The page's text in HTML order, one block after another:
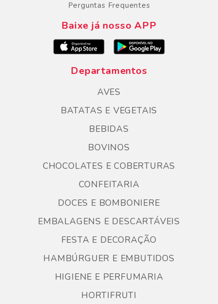
Perguntas Frequentes
Baixe já nosso APP
Departamentos
AVES
BATATAS E VEGETAIS
BEBIDAS
BOVINOS
CHOCOLATES E COBERTURAS
CONFEITARIA
DOCES E BOMBONIERE
EMBALAGENS E DESCARTÁVEIS
FESTA E DECORAÇÃO
HAMBÚRGUER E EMBUTIDOS
HIGIENE E PERFUMARIA
HORTIFRUTI